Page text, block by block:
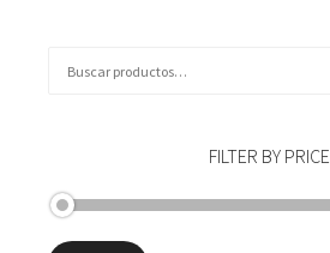
FILTER BY PRICE